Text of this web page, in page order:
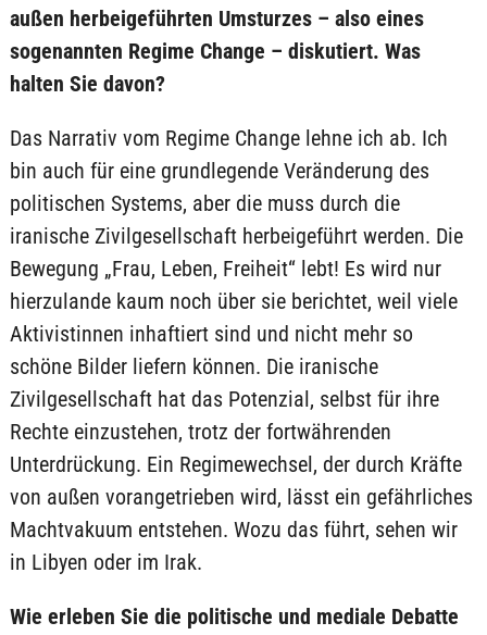
außen herbeigeführten Umsturzes – also eines
sogenannten Regime Change – diskutiert. Was
halten Sie davon?
Das Narrativ vom Regime Change lehne ich ab. Ich
bin auch für eine grundlegende Veränderung des
politischen Systems, aber die muss durch die
iranische Zivilgesellschaft herbeigeführt werden. Die
Bewegung „Frau, Leben, Freiheit“ lebt! Es wird nur
hierzulande kaum noch über sie berichtet, weil viele
Aktivistinnen inhaftiert sind und nicht mehr so
schöne Bilder liefern können. Die iranische
Zivilgesellschaft hat das Potenzial, selbst für ihre
Rechte einzustehen, trotz der fortwährenden
Unterdrückung. Ein Regimewechsel, der durch Kräfte
von außen vorangetrieben wird, lässt ein gefährliches
Machtvakuum entstehen. Wozu das führt, sehen wir
in Libyen oder im Irak.
Wie erleben Sie die politische und mediale Debatte